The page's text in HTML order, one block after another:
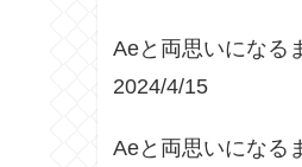
Aeと両思いになる
2024/4/15
Aeと両思いになる